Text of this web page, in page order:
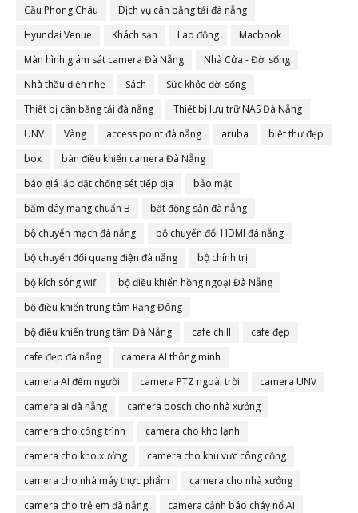
Cầu Phong Châu
Dịch vụ cân bằng tải đà nẵng
Hyundai Venue
Khách sạn Lao động
Macbook
Màn hình giám sát camera Đà Nẵng
Nhà Cửa - Đời sống
Nhà thầu điện nhẹ
Sách
Sức khỏe đời sống
Thiết bị cân bằng tải đà nẵng
Thiết bị lưu trữ NAS Đà Nẵng
UNV
Vàng access point đà nẵng aruba
biệt thự đẹp
box
bàn điều khiển camera Đà Nẵng
báo giá lắp đặt chống sét tiếp địa
bảo mật
bấm dây mạng chuẩn B
bất động sản đà nẵng
bộ chuyển mạch đà nẵng
bộ chuyển đổi HDMI đà nẵng
bộ chuyển đổi quang điện đà nẵng
bộ chính trị
bộ kích sóng wifi
bộ điều khiển hồng ngoại Đà Nẵng
bộ điều khiển trung tâm Rạng Đông
bộ điều khiển trung tâm Đà Nẵng
cafe chill
cafe đẹp
cafe đẹp đà nẵng
camera AI thông minh
camera AI đếm người
camera PTZ ngoài trời
camera UNV
camera ai đà nẵng
camera bosch cho nhà xưởng
camera cho công trình
camera cho kho lạnh
camera cho kho xưởng
camera cho khu vực công cộng
camera cho nhà máy thực phẩm
camera cho nhà xưởng
camera cho trẻ em đà nẵng
camera cảnh báo cháy nổ AI